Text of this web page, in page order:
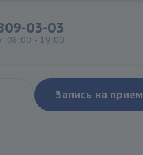
03-03
08:00 - 19:00
Запись на прием